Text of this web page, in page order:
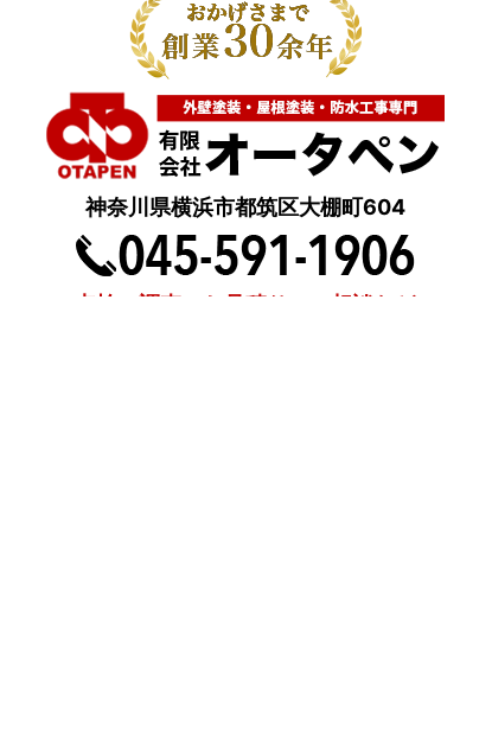
神奈川県横浜市都筑区大棚町604
点検・調査・お見積り・ご相談など